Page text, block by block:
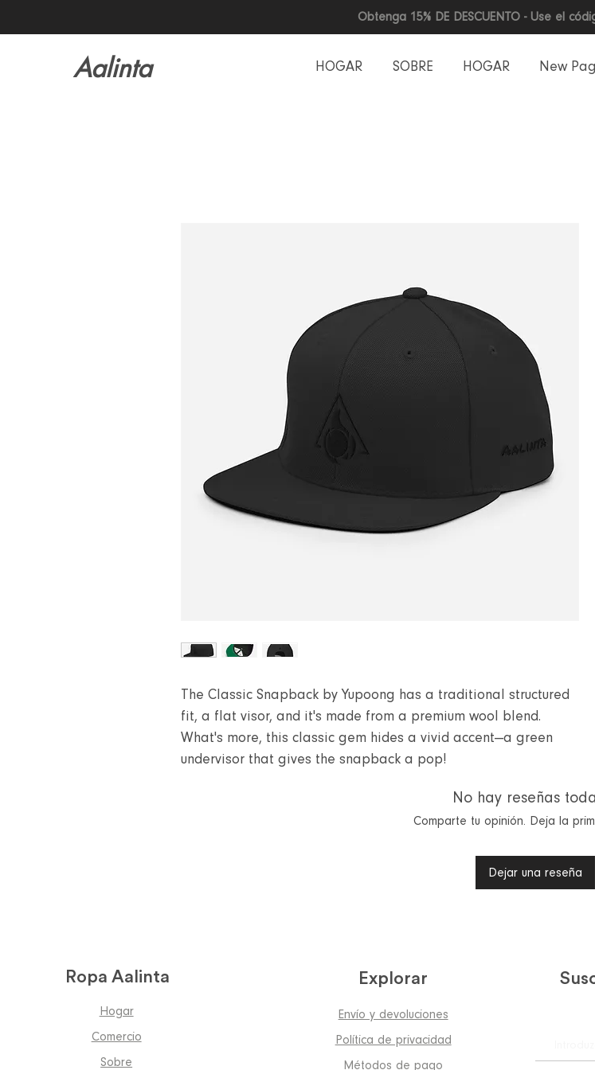
Obtenga 15% DE DESCUENTO - Use el
Aalinta HOGAR SOBRE HOGAR New
The Classic Snapback by Yupoong has a traditional structured
fit, a flat visor, and it's made from a premium wool blend.
What's more, this classic gem hides a vivid accent—a green
undervisor that gives the snapback a pop!
No hay reseñas
Comparte tu opinión. Deja la
Dejar una reseña
Ropa Aalinta
Hogar
Comercio
Sobre
Explorar
Envío y devoluciones
Política de privacidad
Métodos de pago